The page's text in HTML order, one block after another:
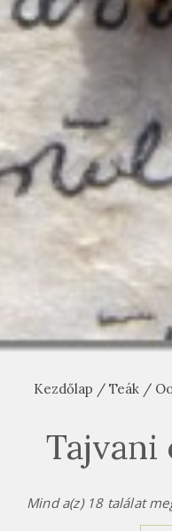
Kezdőlap / Teák /
Tajvani
Mind a(z) 18 találat